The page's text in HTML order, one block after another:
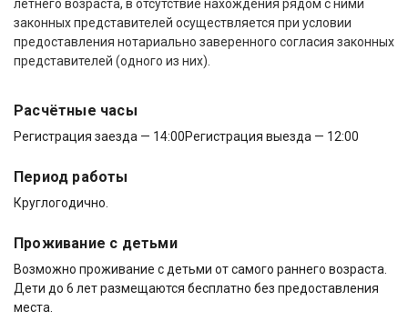
летнего возраста, в отсутствие нахождения рядом с ними
законных представителей осуществляется при условии
предоставления нотариально заверенного согласия законных
представителей (одного из них).
Расчётные часы
Регистрация заезда — 14:00Регистрация выезда — 12:00
Период работы
Круглогодично.
Проживание с детьми
Возможно проживание с детьми от самого раннего возраста.
Дети до 6 лет размещаются бесплатно без предоставления
места.